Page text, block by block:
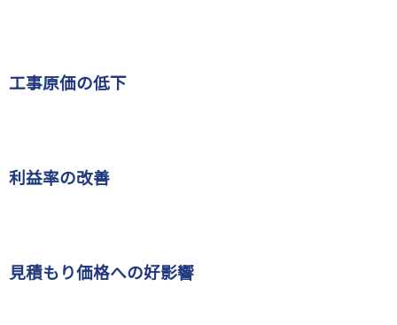
工事原価の低下
利益率の改善
見積もり価格への好影響